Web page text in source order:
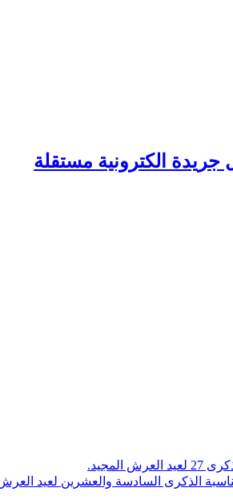
الكترونية مستقلة
الذكرى السادسة والعشرين لعيد